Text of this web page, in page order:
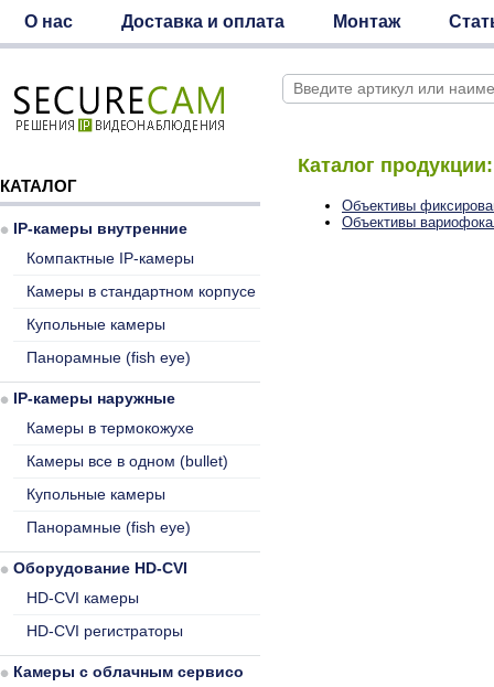
О нас Доставка и оплата Монтаж
Каталог продукции:
Объективы
Объективы
КАТАЛОГ
IP-камеры внутренние
Компактные IP-камеры
Камеры в стандартном корпусе
Купольные камеры
Панорамные (fish eye)
IP-камеры наружные
Камеры в термокожухе
Камеры все в одном (bullet)
Купольные камеры
Панорамные (fish eye)
Оборудование HD-CVI
HD-CVI камеры
HD-CVI регистраторы
Камеры с облачным сервисом